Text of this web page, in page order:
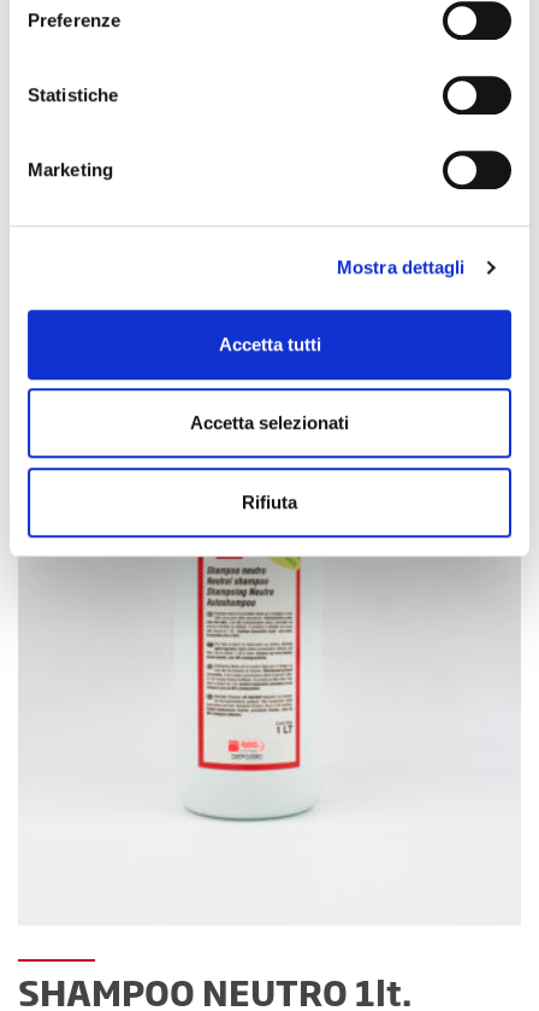
Preferenze
Statistiche
Marketing
Mostra dettagli
Accetta tutti
Accetta selezionati
Rifiuta
CAR HABITAT
SHAMPOO NEUTRO 1lt.